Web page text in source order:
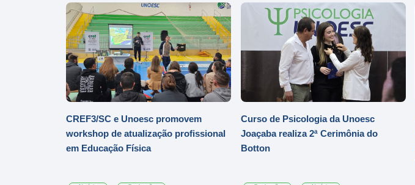
CREF3/SC e Unoesc promovem
workshop de atualização profissional
em Educação Física
Curso de Psicologia da Unoesc
Joaçaba realiza 2ª Cerimônia do
Botton